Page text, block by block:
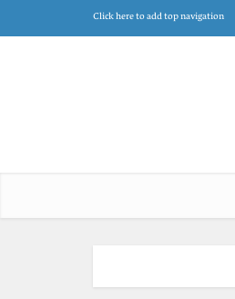
Click here to add top navigation